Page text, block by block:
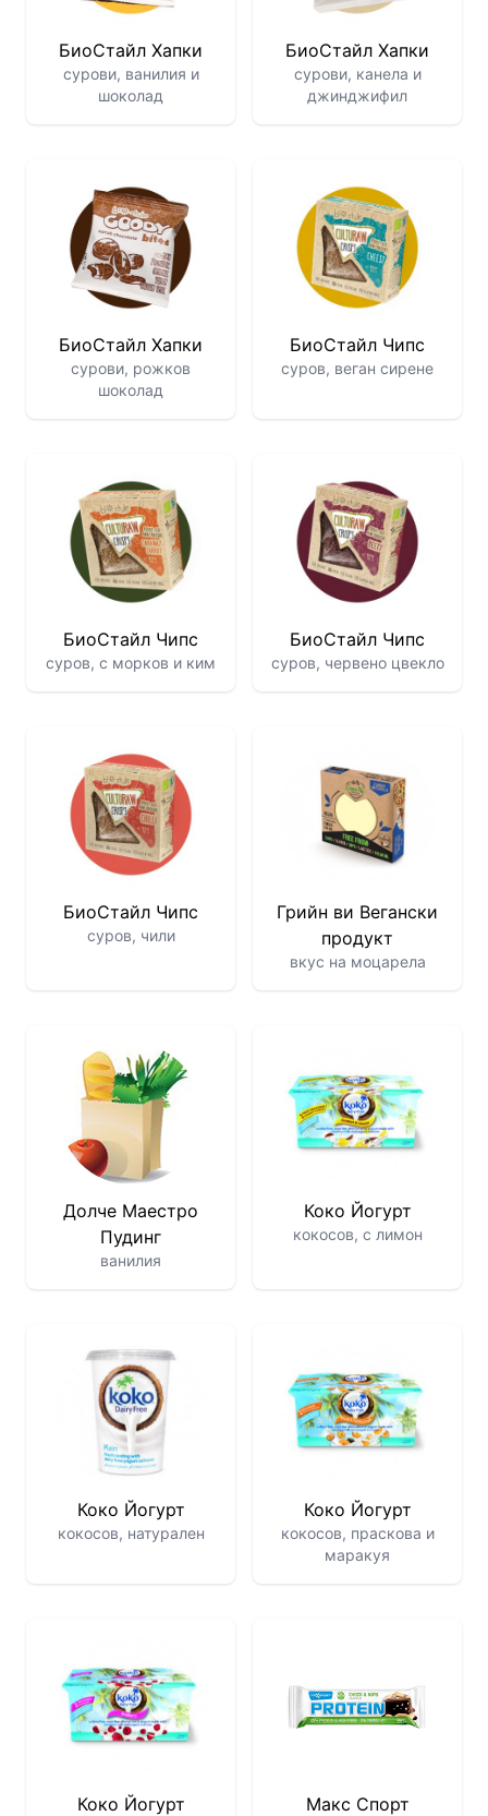
БиоСтайл Хапки
сурови, ванилия и
шоколад
БиоСтайл Хапки
сурови, канела и
джинджифил
БиоСтайл Хапки
сурови, рожков
шоколад
БиоСтайл Чипс
суров, веган сирене
БиоСтайл Чипс
суров, с морков и ким
БиоСтайл Чипс
суров, червено цвекло
БиоСтайл Чипс
суров, чили
Грийн ви Вегански
продукт
вкус на моцарела
Долче Маестро
Пудинг
ванилия
Коко Йогурт
кокосов, с лимон
Коко Йогурт
кокосов, натурален
Коко Йогурт
кокосов, праскова и
маракуя
Коко Йогурт
Макс Спорт